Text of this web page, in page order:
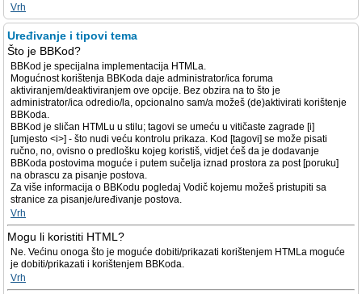
Vrh
Uređivanje i tipovi tema
Što je BBKod?
BBKod je specijalna implementacija HTMLa.
Mogućnost korištenja BBKoda daje administrator/ica foruma
aktiviranjem/deaktiviranjem ove opcije. Bez obzira na to što je
administrator/ica odredio/la, opcionalno sam/a možeš (de)aktivirati korištenje
BBKoda.
BBKod je sličan HTMLu u stilu; tagovi se umeću u vitičaste zagrade [i]
[umjesto <i>] - što nudi veću kontrolu prikaza. Kod [tagovi] se može pisati
ručno, no, ovisno o predlošku kojeg koristiš, vidjet ćeš da je dodavanje
BBKoda postovima moguće i putem sučelja iznad prostora za post [poruku]
na obrascu za pisanje postova.
Za više informacija o BBKodu pogledaj Vodič kojemu možeš pristupiti sa
stranice za pisanje/uređivanje postova.
Vrh
Mogu li koristiti HTML?
Ne. Većinu onoga što je moguće dobiti/prikazati korištenjem HTMLa moguće
je dobiti/prikazati i korištenjem BBKoda.
Vrh